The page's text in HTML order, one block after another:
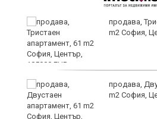
продава,
m2 София,
продава,
m2 София,